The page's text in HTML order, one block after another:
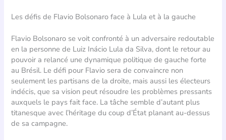
Les défis de Flavio Bolsonaro face à Lula et à la gauche
Flavio Bolsonaro se voit confronté à un adversaire redoutable
en la personne de Luiz Inácio Lula da Silva, dont le retour au
pouvoir a relancé une dynamique politique de gauche forte
au Brésil. Le défi pour Flavio sera de convaincre non
seulement les partisans de la droite, mais aussi les électeurs
indécis, que sa vision peut résoudre les problèmes pressants
auxquels le pays fait face. La tâche semble d’autant plus
titanesque avec l’héritage du coup d’État planant au-dessus
de sa campagne.